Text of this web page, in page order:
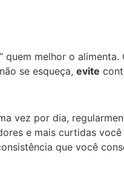
melhor o
se esqueça, evite
vez por dia,
e mais curtidas
que você